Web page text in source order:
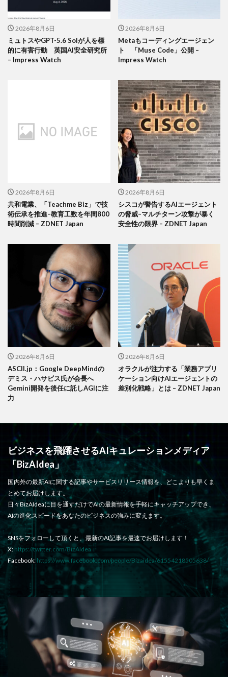
2026年8月6日
ミュトスやGPT-5.6 Solが人を標
的に有害行動 英国AI安全研究所
– Impress Watch
2026年8月6日
Metaもコーディングエージェン
ト 「Muse Code」公開 –
Impress Watch
2026年8月6日
共和電業、「Teachme Biz」で技
術伝承を推進–教育工数を年間800
時間削減 – ZDNET Japan
2026年8月6日
シスコが警告するAIエージェント
の脅威–マルチターン攻撃が暴く
安全性の限界 – ZDNET Japan
2026年8月6日
ASCII.jp：Google DeepMindの
デミス・ハサビス氏が会長へ
Gemini開発を後任に託しAGIに注
力
2026年8月6日
オラクルが注力する「業務アプリ
ケーション向けAIエージェントの
差別化戦略」とは – ZDNET Japan
ビジネスを飛躍させるAIキュレーションメディア
「BizAIdea」
国内外の最新AIに関する記事やサービスリリース情報を、どこよりも早くま
とめてお届けします。
日々BizAIdeaに目を通すだけでAIの最新情報を手軽にキャッチアップでき、
AIの進化スピードをあなたのビジネスの強みに変えます。
SNSをフォローして頂くと、最新のAI記事を最速でお届けします！
X: https://twitter.com/BizAIdea
Facebook: https://www.facebook.com/people/Bizaidea/61554218505638/